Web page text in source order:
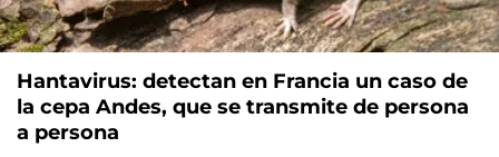
Hantavirus: detectan en Francia un caso de
la cepa Andes, que se transmite de persona
a persona